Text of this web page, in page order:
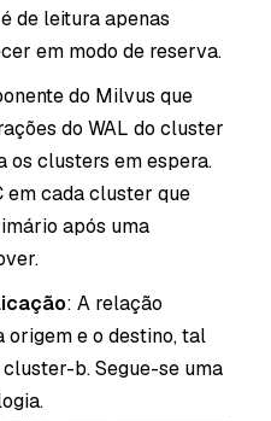
de leitura apenas
em modo de reserva.
do Milvus que
do WAL do cluster
os clusters em espera.
em cada cluster que
após uma
: A relação
origem e o destino, tal
b. Segue-se uma